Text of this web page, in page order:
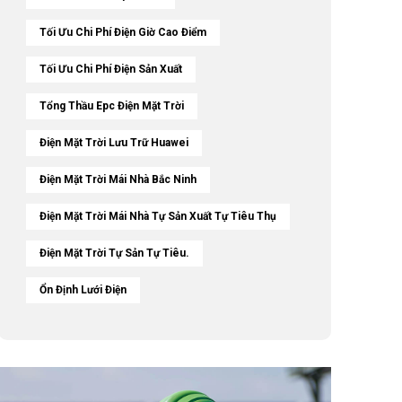
Tối Ưu Chi Phí Điện Giờ Cao Điểm
Tối Ưu Chi Phí Điện Sản Xuất
Tổng Thầu Epc Điện Mặt Trời
Điện Mặt Trời Lưu Trữ Huawei
Điện Mặt Trời Mái Nhà Bắc Ninh
Điện Mặt Trời Mái Nhà Tự Sản Xuất Tự Tiêu Thụ
Điện Mặt Trời Tự Sản Tự Tiêu.
Ổn Định Lưới Điện